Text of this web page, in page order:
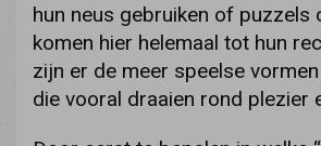
hun neus gebruiken of puzzels
komen hier helemaal tot hun
zijn er de meer speelse
die vooral draaien rond plezier